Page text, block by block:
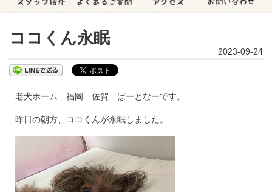
ココくん永眠
2023-09-24
老犬ホーム 福岡 佐賀 ぱーとなーです。
昨日の朝方、ココくんが永眠しました。